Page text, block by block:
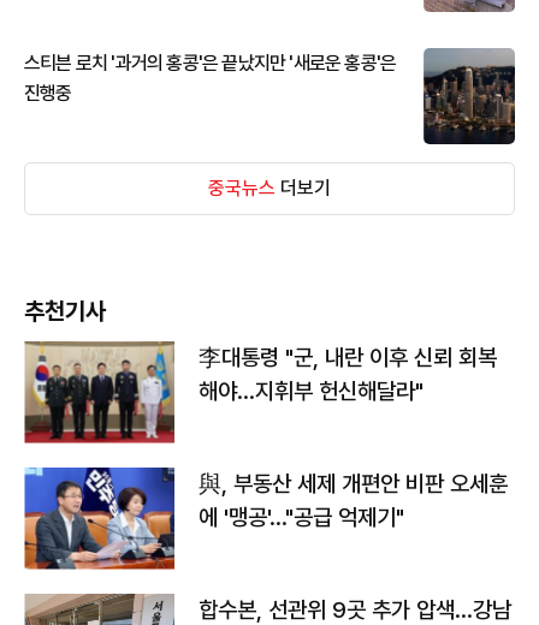
스티븐 로치 '과거의 홍콩'은 끝났지만 '새로운 홍콩'은
진행중
중국뉴스 더보기
추천기사
李대통령 "군, 내란 이후 신뢰 회복
해야…지휘부 헌신해달라"
與, 부동산 세제 개편안 비판 오세훈
에 '맹공'…"공급 억제기"
합수본, 선관위 9곳 추가 압색…강남